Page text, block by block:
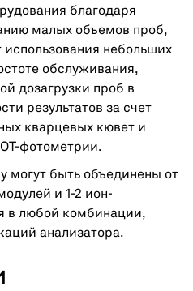
благодаря
малых объемов проб,
небольших
обслуживания,
дозагрузки проб в
результатов за счет
кварцевых кювет и
фотометрии.
могут быть объединены от
и 1-2 ион-
в любой комбинации,
анализатора.